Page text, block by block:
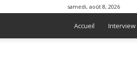
samedi, août 8, 2026
Accueil Interview